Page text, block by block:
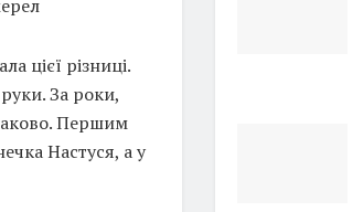
цієї різниці.
За роки,
Першим
Настуся, а у